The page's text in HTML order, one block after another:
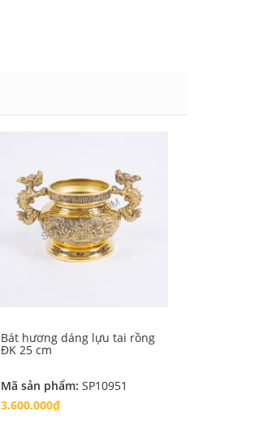
Bát hương dáng lựu tai rồng
ĐK 25 cm
Mã sản phẩm: SP10951
3.600.000₫